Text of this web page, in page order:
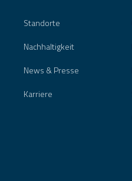
Standorte
Nachhaltigkeit
News & Presse
Karriere